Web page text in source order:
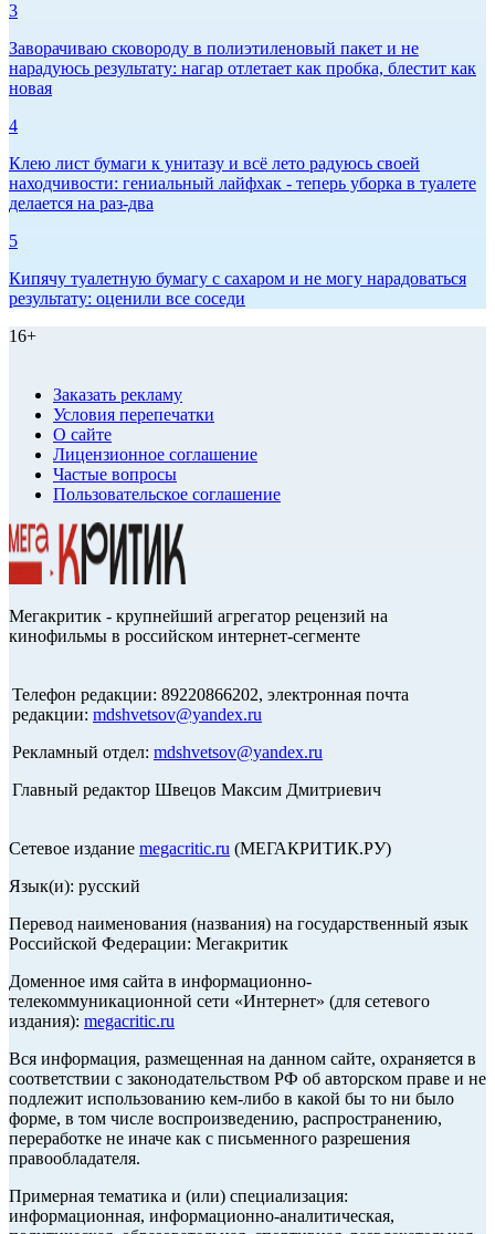
3
Заворачиваю сковороду в полиэтиленовый пакет и не
нарадуюсь результату: нагар отлетает как пробка, блестит как
новая
4
Клею лист бумаги к унитазу и всё лето радуюсь своей
находчивости: гениальный лайфхак - теперь уборка в туалете
делается на раз-два
5
Кипячу туалетную бумагу с сахаром и не могу нарадоваться
результату: оценили все соседи
16+
Заказать рекламу
Условия перепечатки
О сайте
Лицензионное соглашение
Частые вопросы
Пользовательское соглашение
Мегакритик - крупнейший агрегатор рецензий на
кинофильмы в российском интернет-сегменте
Телефон редакции: 89220866202, электронная почта
редакции: mdshvetsov@yandex.ru
Рекламный отдел: mdshvetsov@yandex.ru
Главный редактор Швецов Максим Дмитриевич
Сетевое издание megacritic.ru (МЕГАКРИТИК.РУ)
Язык(и): русский
Перевод наименования (названия) на государственный язык
Российской Федерации: Мегакритик
Доменное имя сайта в информационно-
телекоммуникационной сети «Интернет» (для сетевого
издания): megacritic.ru
Вся информация, размещенная на данном сайте, охраняется в
соответствии с законодательством РФ об авторском праве и не
подлежит использованию кем-либо в какой бы то ни было
форме, в том числе воспроизведению, распространению,
переработке не иначе как с письменного разрешения
правообладателя.
Примерная тематика и (или) специализация:
информационная, информационно-аналитическая,